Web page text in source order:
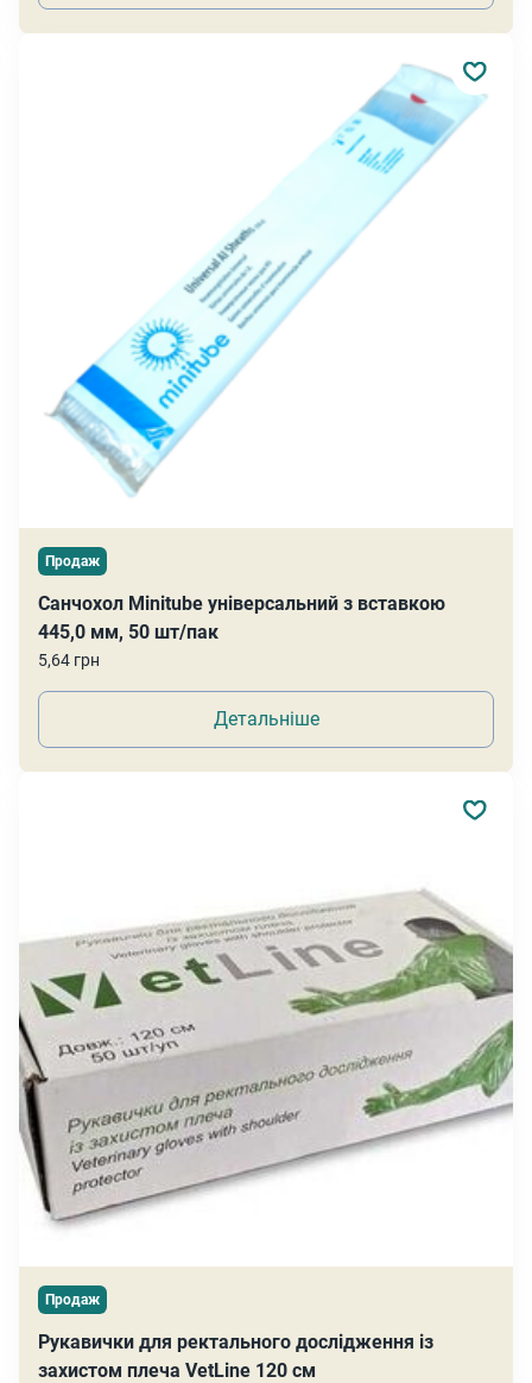
Продаж
Санчохол Minitube універсальний з вставкою
445,0 мм, 50 шт/пак
5,64 грн
Детальніше
Продаж
Рукавички для ректального дослідження із
захистом плеча VetLine 120 см